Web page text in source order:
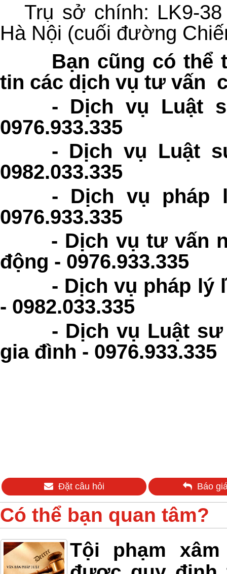
Trụ sở chính: LK9-
Hà Nội (cuối đường
Bạn cũng có thể
tin các dịch vụ tư vấn
- Dịch vụ Luật
0976.933.335
- Dịch vụ Luật
0982.033.335
-
Dịch vụ
0976.933.335
- Dịch vụ tư vấn
động - 0976.933.335
- Dịch vụ pháp lý
- 0982.033.335
- Dịch vụ Luật
gia đình - 0976.933.335
Đặt câu hỏi Báo
Có thể bạn quan tâm?
Tội phạm